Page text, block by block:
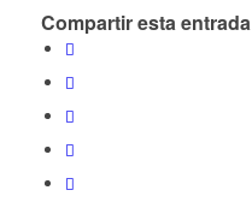
Compartir esta entrada